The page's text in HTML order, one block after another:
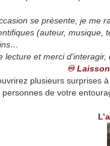
se présente, je
(auteur,
lecture et merci
♾
plusieurs surprises
de votre